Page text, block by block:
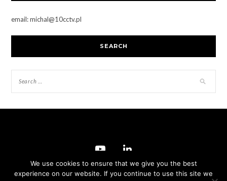
email: michal@10cctv.pl
SEARCH
© 2026 Blog -10cctv.pl– Black Theme byZThemes Studio
We use cookies to ensure that we give you the best
experience on our website. If you continue to use this site we